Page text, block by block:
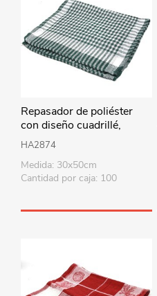
Repasador de poliéster
con diseño cuadrillé,
PACKx12, varios colores
HA2874
Medida: 30x50cm
Cantidad por caja: 100